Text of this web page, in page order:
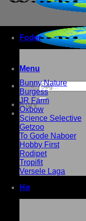
Menu
Søg
efter:
Kurv
Foder
Bunny Nature
Burgess
JR Farm
Oxbow
Science Selective
Getzoo
To Gode Naboer
Hobby First
Rodipet
Tropifit
Versele Laga
Hø